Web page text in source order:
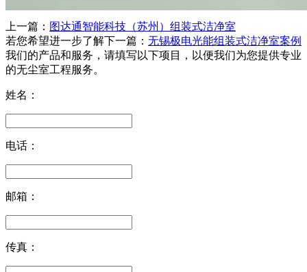
上一篇： 图达通智能科技（苏州）组装式洁净室
下一篇： 无锡极电光能组装式洁净室案例
若您希望进一步了解
我们的产品和服务，请填写以下项目，以便我们为您提供专业
的无尘室工程服务。
姓名：
电话：
邮箱：
传真：